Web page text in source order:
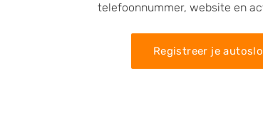
telefoonnummer, website en
Registreer je